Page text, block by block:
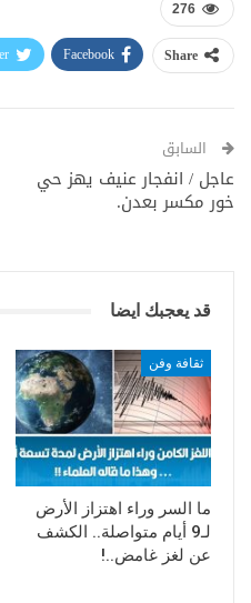
ومن المقرر ان يشيع
حيث يوارى في الثرى
276
Share
Facebook
السابق
عاجل / انفجار عنيف يهز حي
خور مكسر بعدن.
قد يعجبك ايضا
ثقافة وفن
ما السر وراء اهتزاز الأرض
لـ9 أيام متواصلة.. الكشف
عن لغز غامض..!